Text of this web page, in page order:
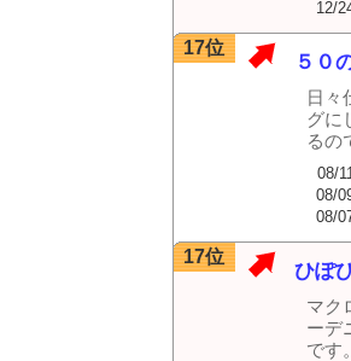
12/
17位
５０
日々
グ
るの
08/
08/
08/
17位
ひぽ
マク
ーデ
です